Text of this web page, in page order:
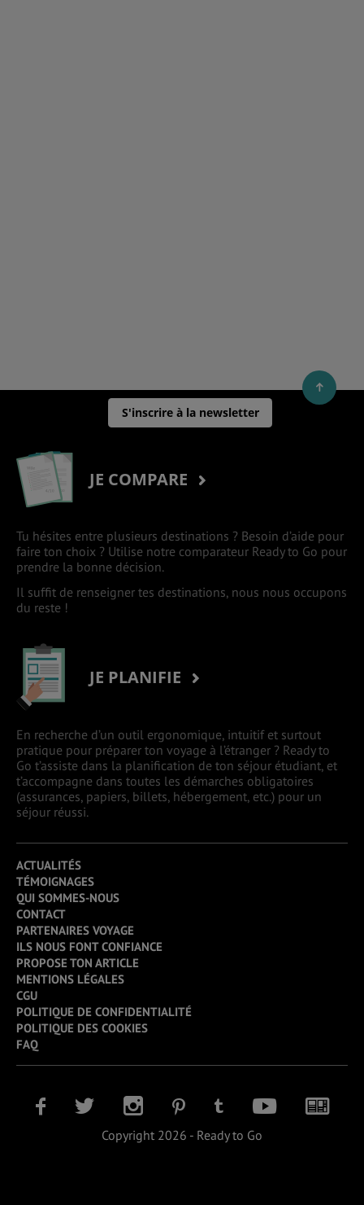
S'inscrire à la newsletter
JE COMPARE
Tu hésites entre plusieurs destinations ? Besoin d’aide pour
faire ton choix ? Utilise notre comparateur Ready to Go pour
prendre la bonne décision.
Il suffit de renseigner tes destinations, nous nous occupons
du reste !
JE PLANIFIE
En recherche d’un outil ergonomique, intuitif et surtout
pratique pour préparer ton voyage à l’étranger ? Ready to
Go t’assiste dans la planification de ton séjour étudiant, et
t’accompagne dans toutes les démarches obligatoires
(assurances, papiers, billets, hébergement, etc.) pour un
séjour réussi.
ACTUALITÉS
TÉMOIGNAGES
QUI SOMMES-NOUS
CONTACT
PARTENAIRES VOYAGE
ILS NOUS FONT CONFIANCE
PROPOSE TON ARTICLE
MENTIONS LÉGALES
CGU
POLITIQUE DE CONFIDENTIALITÉ
POLITIQUE DES COOKIES
FAQ
Copyright 2026 - Ready to Go